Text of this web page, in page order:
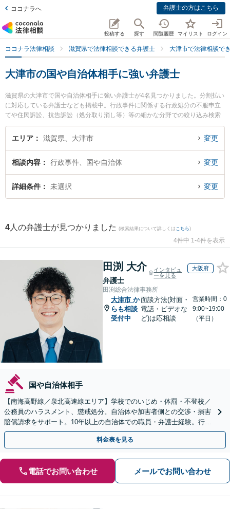
ココナラへ 弁護士の方はこちら
投稿する 探す 閲覧履歴 マイリスト ログイン
ココナラ法律相談 滋賀県で法律相談できる弁護士 大津市で法律相談で
大津市の国や自治体相手に強い弁護士
滋賀県の大津市で国や自治体相手に強い弁護士が4名見つかりました。分割払い
に対応している弁護士なども掲載中。行政事件に関係する行政処分の不服申立
てや住民訴訟、抗告訴訟（処分取り消し等）等の細かな分野での絞り込み検索
もでき便利です。特に湖都経営法律事務所の宮本 向日葵弁護士や湖都経営法律
事務所の田邉 拓也弁護士、湖都経営法律事務所の中川 博貴弁護士のプロフィー
ル情報や弁護士費用、強みなどが注目されています。『大津市で土日や夜間に
治体相手のトラブル解決の実績豊富な近くの弁護士を検索したい』『初回相談
無料で国や自治体相手を法律相談できる大津市内の弁護士に相談予約したい』
などでお困りの相談者さんにおすすめです。
エリア 滋賀県、大津市 変更
相談内容 行政事件、国や自治体 変更
詳細条件 未選択 変更
4 人の弁護士が見つかりました (検索結果について詳しくは こちら)
4件中 1-4件を表示
田渕 大介
弁護士
インタビュ
ーを見る
大阪府
田渕総合法律事務所
大津市 か
らも相談
受付中
面談方法(対面・
電話・ビデオな
ど)は応相談
営業時間：0
9:00~19:00
（平日）
国や自治体相手
【南海高野線／泉北高速線エリア】学校でのいじめ・体罰・不登校／
公務員のハラスメント、懲戒処分。自治体や加害者側との交渉・損害
賠償請求をサポート。10年以上の自治体での職員・弁護士経験。行政
組織の動きを見据えて解決策をご提案【オンライン可】
料金表を見る
電話でお問い合わせ メールでお問い合わせ